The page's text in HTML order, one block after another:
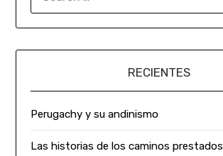
RECIENTES
Perugachy y su andinismo
Las historias de los caminos prestados